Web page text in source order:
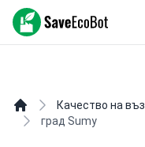
SaveEcoBot
Качество на
град Sumy